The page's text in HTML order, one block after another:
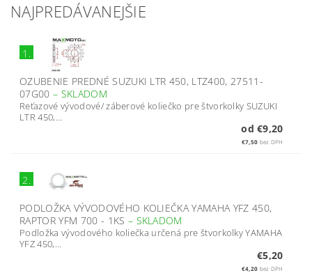
NAJPREDÁVANEJŠIE
1.
OZUBENIE PREDNÉ SUZUKI LTR 450, LTZ400, 27511-
07G00– SKLADOM
Reťazové vývodové/ záberové koliečko pre štvorkolky SUZUKI
LTR 450,...
od €9,20
€7,50 bez DPH
2.
PODLOŽKA VÝVODOVÉHO KOLIEČKA YAMAHA YFZ 450,
RAPTOR YFM 700 - 1KS – SKLADOM
Podložka vývodového koliečka určená pre štvorkolky YAMAHA
YFZ 450,...
€5,20
€4,20 bez DPH